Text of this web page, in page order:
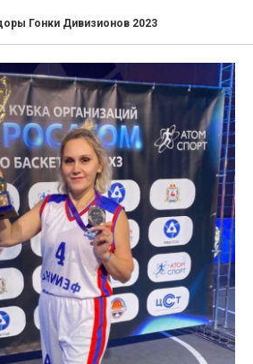
Гонки Дивизионов 2023